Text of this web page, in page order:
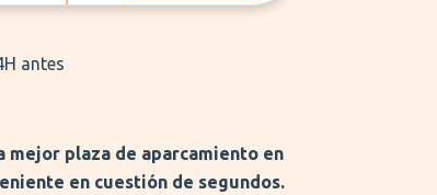
antes
mejor plaza de aparcamiento en
en cuestión de segundos.